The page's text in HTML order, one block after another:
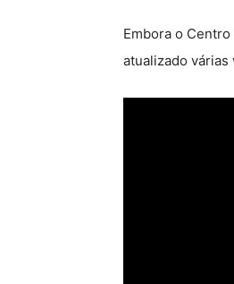
Embora o
atualizado